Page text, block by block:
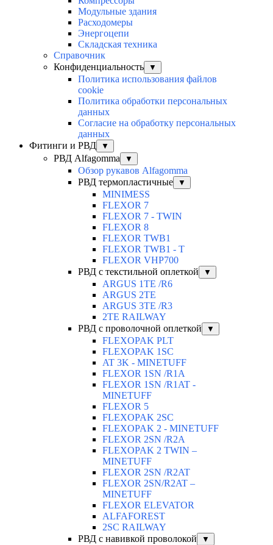
Модульные здания
Расходомеры
Энергоцепи
Складская техника
Справочник
Конфиденциальность
▼
Политика использования файлов
cookie
Политика обработки персональных
данных
Согласие на обработку персональных
данных
Фитинги и РВД
▼
РВД Alfagomma ▼
Обзор рукавов Alfagomma
РВД термопластичные
▼
MINIMESS
FLEXOR 7
FLEXOR 7 - TWIN
FLEXOR 8
FLEXOR TWB1
FLEXOR TWB1 - T
FLEXOR VHP700
РВД с текстильной оплеткой
▼
ARGUS 1TE /R6
ARGUS 2TЕ
ARGUS 3TE /R3
2TE RAILWAY
РВД с проволочной оплеткой
▼
FLEXOPAK PLT
FLEXOPAK 1SС
AT 3K - MINETUFF
FLEXOR 1SN /R1A
FLEXOR 1SN /R1AT -
MINETUFF
FLEXOR 5
FLEXOPAK 2SС
FLEXOPAK 2 - MINETUFF
FLEXOR 2SN /R2A
FLEXOPAK 2 TWIN –
MINETUFF
FLEXOR 2SN /R2AT
FLEXOR 2SN/R2AT –
MINETUFF
FLEXOR ELEVATOR
ALFAFOREST
2SC RAILWAY
РВД с навивкой проволокой
▼